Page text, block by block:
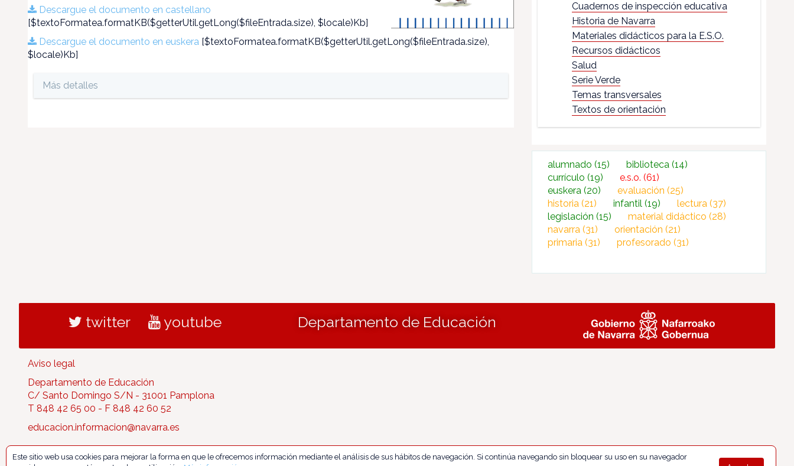
Descargue el documento en castellano
[$textoFormatea.formatKB($getterUtil.getLong($fileEntrada.size), $locale)Kb]
Descargue el documento en euskera [$textoFormatea.formatKB($getterUtil.getLong($fileEntrada.size),
$locale)Kb]
Más detalles
Cuadernos de inspección educativa
Historia de Navarra
Materiales didácticos para la E.S.O.
Recursos didácticos
Salud
Serie Verde
Temas transversales
Textos de orientación
alumnado(15) biblioteca(14)
currículo(19) e.s.o.(61)
euskera(20) evaluación(25)
historia(21) infantil(19) lectura(37)
legislación(15) material didáctico(28)
navarra(31) orientación(21)
primaria(31) profesorado(31)
twitter youtube Departamento de Educación
Aviso legal
Departamento de Educación
C/ Santo Domingo S/N - 31001 Pamplona
T 848 42 65 00 - F 848 42 60 52
educacion.informacion@navarra.es
Este sitio web usa cookies para mejorar la forma en que le ofrecemos información mediante el análisis de sus hábitos de navegación. Si continúa navegando sin bloquear su uso en su navegador